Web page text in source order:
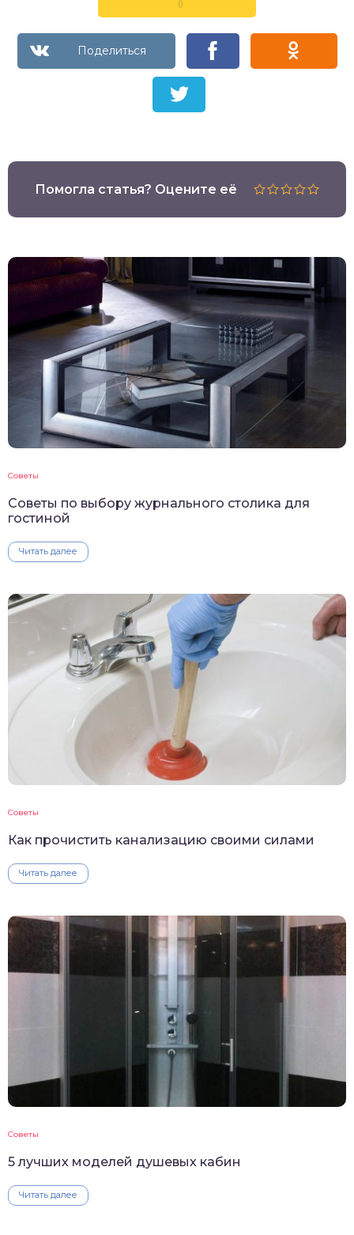
0
Помогла статья? Оцените её
Советы
Советы по выбору журнального столика для
гостиной
Читать далее
Советы
Как прочистить канализацию своими силами
Читать далее
Советы
5 лучших моделей душевых кабин
Читать далее